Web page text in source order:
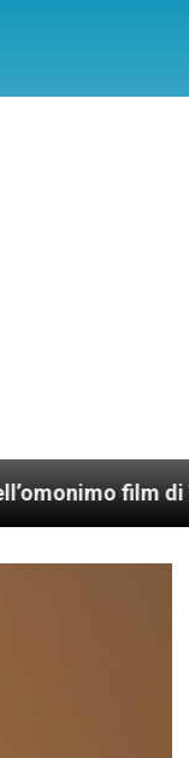
Wim Wenders